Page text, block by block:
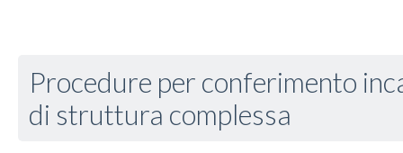
Procedure per conferimento
di struttura complessa